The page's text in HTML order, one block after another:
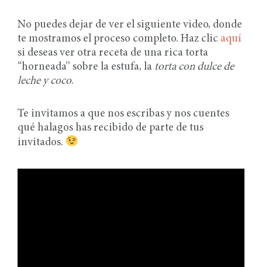
No puedes dejar de ver el siguiente video, donde
te mostramos el proceso completo. Haz clic aquí
si deseas ver otra receta de una rica torta
“horneada” sobre la estufa, la torta con dulce de
leche y coco.
Te invitamos a que nos escribas y nos cuentes
qué halagos has recibido de parte de tus
invitados.